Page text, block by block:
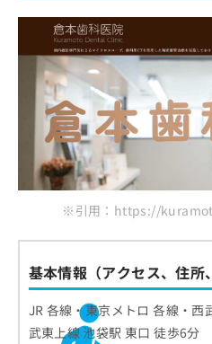
※引用：https://
基本情報（アクセス、住所
JR 各線・東京メトロ 各線・西
武東上線 池袋駅 東口 徒歩6分